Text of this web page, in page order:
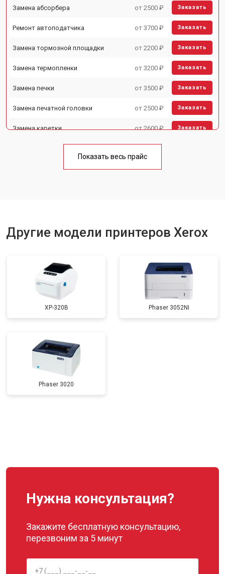
Замена абсорбера от 2500 ₽ Заказать
Ремонт автоподатчика от 3700 ₽ Заказать
Замена тормозной площадки от 2200 ₽ Заказать
Замена термопленки от 3200 ₽ Заказать
Замена печки от 3500 ₽ Заказать
Замена печатной головки от 2500 ₽ Заказать
Замена каретки от 2600 ₽ Заказать
от 2600 ₽
Показать весь прайс
Другие модели принтеров Xerox
XP-320B Phaser 3052NI
Phaser 3020
Нужна консультация?
Закажите бесплатную консультацию,
перезвоним за 5 минут